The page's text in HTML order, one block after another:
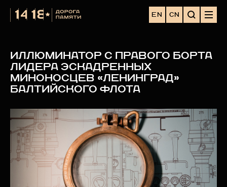
EN CN
ИЛЛЮМИНАТОР С ПРАВОГО БОРТА
ЛИДЕРА ЭСКАДРЕННЫХ
МИНОНОСЦЕВ «ЛЕНИНГРАД»
БАЛТИЙСКОГО ФЛОТА